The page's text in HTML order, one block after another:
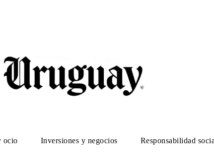
ocio Inversiones y negocios Responsabilidad